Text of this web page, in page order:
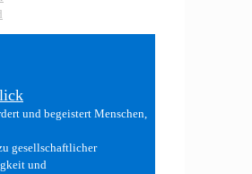
und begeistert Menschen,
gesellschaftlicher
und